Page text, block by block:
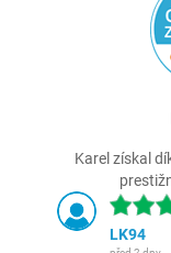
Karel získal
LK94